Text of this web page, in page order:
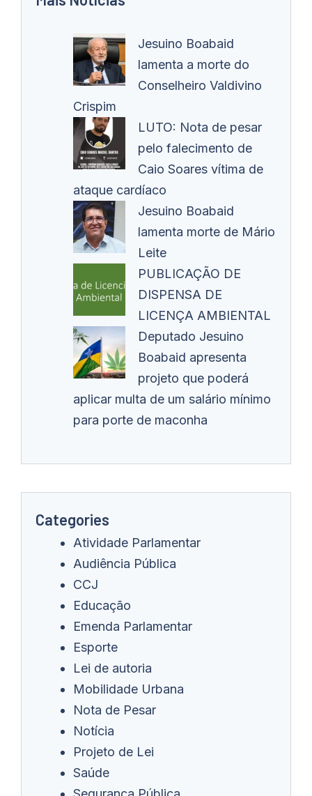
Jesuino Boabaid
lamenta a morte do
Conselheiro Valdivino
Crispim
LUTO: Nota de pesar
pelo falecimento de
Caio Soares vítima de
ataque cardíaco
Jesuino Boabaid
lamenta morte de Mário
Leite
PUBLICAÇÃO DE
DISPENSA DE
LICENÇA AMBIENTAL
Deputado Jesuino
Boabaid apresenta
projeto que poderá
aplicar multa de um salário mínimo
para porte de maconha
Categories
Atividade Parlamentar
Audiência Pública
CCJ
Educação
Emenda Parlamentar
Esporte
Lei de autoria
Mobilidade Urbana
Nota de Pesar
Notícia
Projeto de Lei
Saúde